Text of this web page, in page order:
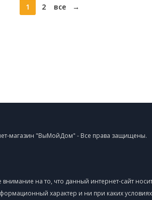
1 2 все →
магазин "ВыМойДом" - Все права защищены.
на то, что данный интернет-сайт
характер и ни при каких